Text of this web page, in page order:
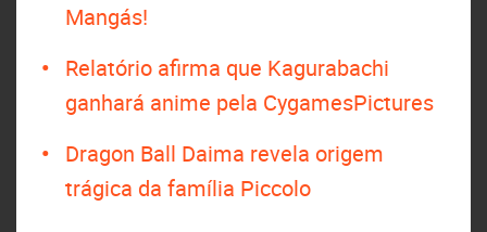
Mangás!
Relatório afirma que Kagurabachi
ganhará anime pela CygamesPictures
Dragon Ball Daima revela origem
trágica da família Piccolo